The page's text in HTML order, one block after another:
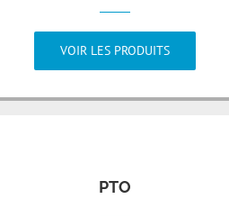
VOIR LES PRODUITS
PTO